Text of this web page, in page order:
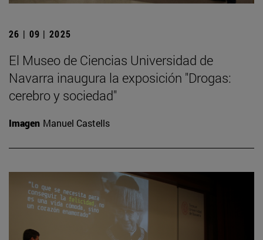
26 | 09 | 2025
El Museo de Ciencias Universidad de
Navarra inaugura la exposición "Drogas:
cerebro y sociedad"
Imagen Manuel Castells